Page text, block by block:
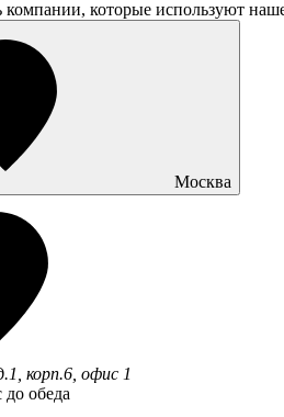
которые используют
Москва
корп.6, офис 1
обеда